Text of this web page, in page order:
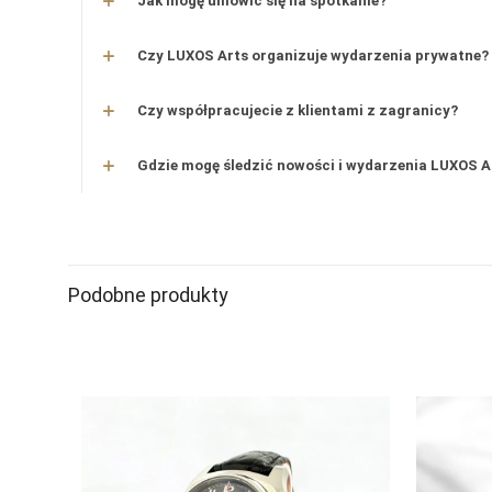
Czy LUXOS Arts organizuje wydarzenia prywatne?
Czy współpracujecie z klientami z zagranicy?
Gdzie mogę śledzić nowości i wydarzenia LUXOS
Podobne produkty